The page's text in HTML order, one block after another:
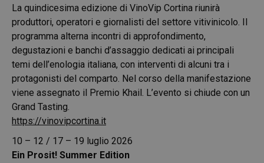
La quindicesima edizione di VinoVip Cortina riunirà
produttori, operatori e giornalisti del settore vitivinicolo. Il
programma alterna incontri di approfondimento,
degustazioni e banchi d’assaggio dedicati ai principali
temi dell’enologia italiana, con interventi di alcuni tra i
protagonisti del comparto. Nel corso della manifestazione
viene assegnato il Premio Khail. L’evento si chiude con un
Grand Tasting.
https://vinovipcortina.it
10 – 12 / 17 – 19 luglio 2026
Ein Prosit! Summer Edition